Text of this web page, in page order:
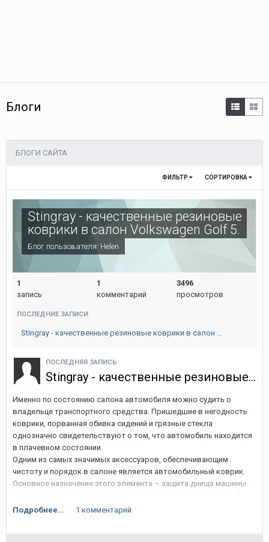
Блоги
БЛОГИ САЙТА
СОРТИРОВКА
ФИЛЬТР
Stingray - качественные резиновые
коврики в салон Volkswagen Golf 5.
Блог пользователя: Helen
1
запись
1
комментарий
3496
просмотров
ПОСЛЕДНИЕ ЗАПИСИ
Stingray - качественные резиновые коврики в салон …
ПОСЛЕДНЯЯ ЗАПИСЬ
Stingray - качественные резиновые коврики в салон Volkswagen Golf 5.
Именно по состоянию салона автомобиля можно судить о
владельце транспортного средства. Пришедшие в негодность
коврики, порванная обивка сидений и грязные стекла
однозначно свидетельствуют о том, что автомобиль находится
в плачевном состоянии.
Одним из самых значимых аксессуаров, обеспечивающим
чистоту и порядок в салоне является автомобильный коврик.
Основное назначение этого элемента – защита днища машины
Своевременная замена этого относительно недорогого
Подробнее... 1 комментарий